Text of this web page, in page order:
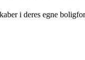
i deres egne